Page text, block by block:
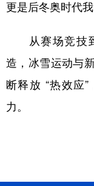
更是后冬奥时代
从赛场竞技到
造，冰雪运动与
断释放 “热效应
力。